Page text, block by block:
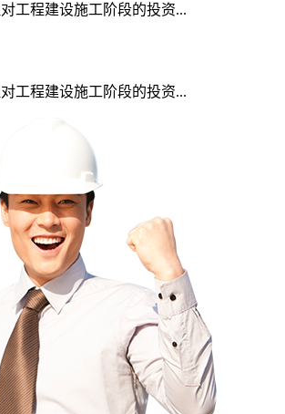
工程建设施工阶段的投资...
工程建设施工阶段的投资...